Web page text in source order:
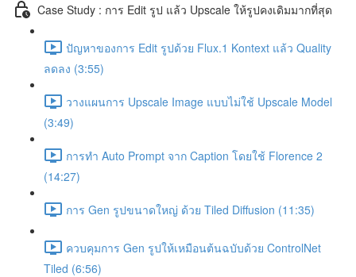
Case Study : การ Edit รูป แล้ว Upscale ให้รูปคงเดิมมากที่สุด
ปัญหาของการ Edit รูปด้วย Flux.1 Kontext แล้ว Quality
ลดลง (3:55)
วางแผนการ Upscale Image แบบไม่ใช้ Upscale Model
(3:49)
การทำ Auto Prompt จาก Caption โดยใช้ Florence 2
(14:27)
การ Gen รูปขนาดใหญ่ ด้วย Tiled Diffusion (11:35)
ควบคุมการ Gen รูปให้เหมือนต้นฉบับด้วย ControlNet
Tiled (6:56)